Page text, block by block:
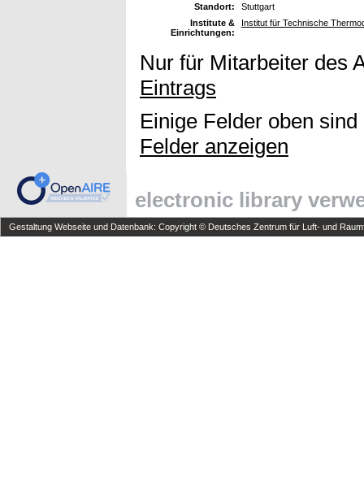
Standort:
Stuttgart
Institute &
Einrichtungen:
Institut für Technische
Nur für Mitarbeiter des
Eintrags
Einige Felder oben
Felder anzeigen
electronic library
Gestaltung Webseite und Datenbank: Copyright © Deutsches Zentrum für Luft- und